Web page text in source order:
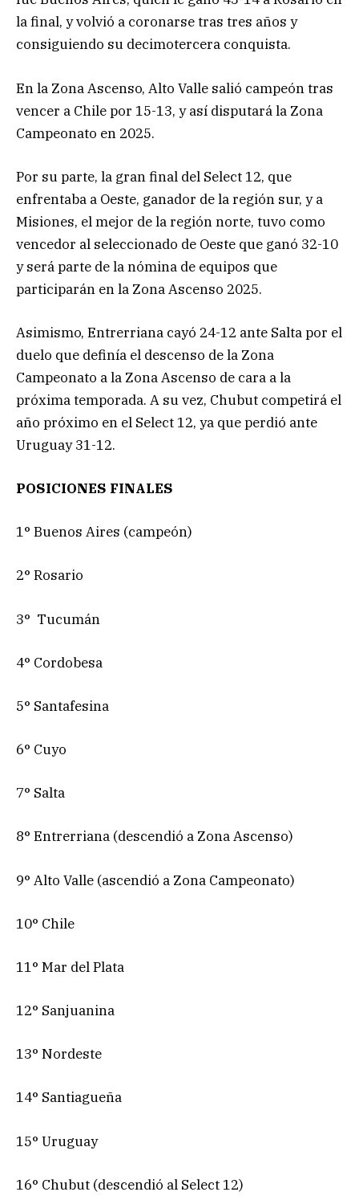
la final, y volvió a coronarse tras tres años y
consiguiendo su decimotercera conquista.
En la Zona Ascenso, Alto Valle salió campeón tras
vencer a Chile por 15-13, y así disputará la Zona
Campeonato en 2025.
Por su parte, la gran final del Select 12, que
enfrentaba a Oeste, ganador de la región sur, y a
Misiones, el mejor de la región norte, tuvo como
vencedor al seleccionado de Oeste que ganó 32-10
y será parte de la nómina de equipos que
participarán en la Zona Ascenso 2025.
Asimismo, Entrerriana cayó 24-12 ante Salta por el
duelo que definía el descenso de la Zona
Campeonato a la Zona Ascenso de cara a la
próxima temporada. A su vez, Chubut competirá el
año próximo en el Select 12, ya que perdió ante
Uruguay 31-12.
POSICIONES FINALES
1° Buenos Aires (campeón)
2° Rosario
3° Tucumán
4° Cordobesa
5° Santafesina
6° Cuyo
7° Salta
8° Entrerriana (descendió a Zona Ascenso)
9° Alto Valle (ascendió a Zona Campeonato)
10° Chile
11° Mar del Plata
12° Sanjuanina
13° Nordeste
14° Santiagueña
15° Uruguay
16° Chubut (descendió al Select 12)